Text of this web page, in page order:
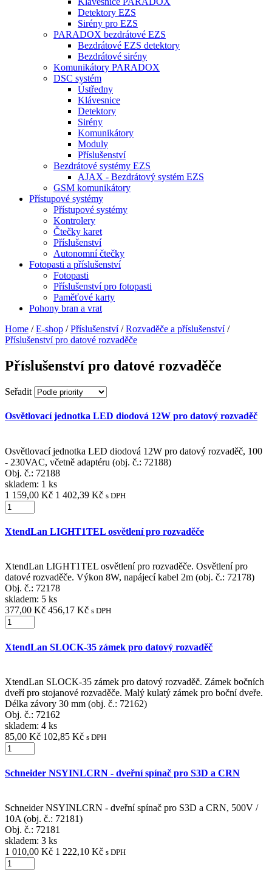
Detektory EZS
Sirény pro EZS
PARADOX bezdrátové EZS
Bezdrátové EZS detektory
Bezdrátové sirény
Komunikátory PARADOX
DSC systém
Ústředny
Klávesnice
Detektory
Sirény
Komunikátory
Moduly
Příslušenství
Bezdrátové systémy EZS
AJAX - Bezdrátový systém EZS
GSM komunikátory
Přístupové systémy
Přístupové systémy
Kontrolery
Čtečky karet
Příslušenství
Autonomní čtečky
Fotopasti a příslušenství
Fotopasti
Příslušenství pro fotopasti
Paměťové karty
Pohony bran a vrat
Home / E-shop / Příslušenství / Rozvaděče a příslušenství /
Příslušenství pro datové rozvaděče
Příslušenství pro datové rozvaděče
Seřadit
Osvětlovací jednotka LED diodová 12W pro datový rozvaděč
Osvětlovací jednotka LED diodová 12W pro datový rozvaděč, 100
- 230VAC, včetně adaptéru (obj. č.: 72188)
Obj. č.: 72188
skladem: 1 ks
1 159,00 Kč 1 402,39 Kč s DPH
XtendLan LIGHT1TEL osvětlení pro rozvaděče
XtendLan LIGHT1TEL osvětlení pro rozvaděče. Osvětlení pro
datové rozvaděče. Výkon 8W, napájecí kabel 2m (obj. č.: 72178)
Obj. č.: 72178
skladem: 5 ks
377,00 Kč 456,17 Kč s DPH
XtendLan SLOCK-35 zámek pro datový rozvaděč
XtendLan SLOCK-35 zámek pro datový rozvaděč. Zámek bočních
dveří pro stojanové rozvaděče. Malý kulatý zámek pro boční dveře.
Délka závory 30 mm (obj. č.: 72162)
Obj. č.: 72162
skladem: 4 ks
85,00 Kč 102,85 Kč s DPH
Schneider NSYINLCRN - dveřní spínač pro S3D a CRN
Schneider NSYINLCRN - dveřní spínač pro S3D a CRN, 500V /
10A (obj. č.: 72181)
Obj. č.: 72181
skladem: 3 ks
1 010,00 Kč 1 222,10 Kč s DPH